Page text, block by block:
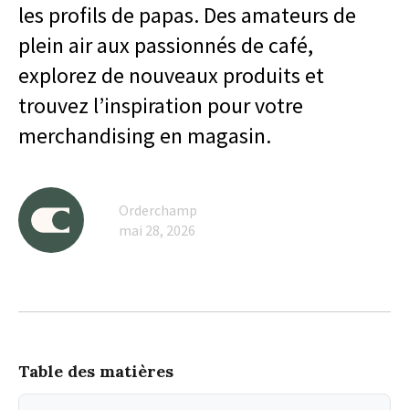
les profils de papas. Des amateurs de
plein air aux passionnés de café,
explorez de nouveaux produits et
trouvez l’inspiration pour votre
merchandising en magasin.
Orderchamp
mai 28, 2026
Table des matières